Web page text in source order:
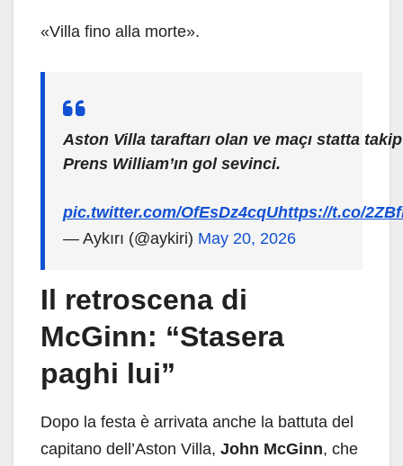
«Villa fino alla morte».
Aston Villa taraftarı olan ve maçı statta
Prens William’ın gol sevinci.
pic.twitter.com/OfEsDz4cqUhttps://t.co/
— Aykırı (@aykiri) May 20, 2026
Il retroscena di
McGinn: “Stasera
paghi lui”
Dopo la festa è arrivata anche la battuta del
capitano dell’Aston Villa, John McGinn, che